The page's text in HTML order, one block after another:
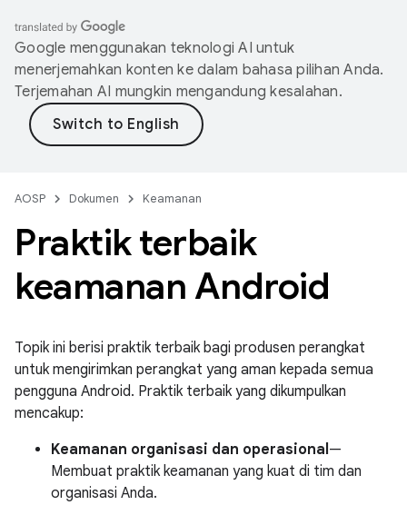
Google menggunakan teknologi AI untuk
menerjemahkan konten ke dalam bahasa pilihan Anda.
Terjemahan AI mungkin mengandung kesalahan.
AOSP Dokumen Keamanan
Praktik terbaik
keamanan Android
Topik ini berisi praktik terbaik bagi produsen perangkat
untuk mengirimkan perangkat yang aman kepada semua
pengguna Android. Praktik terbaik yang dikumpulkan
mencakup:
Keamanan organisasi dan operasional—
Membuat praktik keamanan yang kuat di tim dan
organisasi Anda.